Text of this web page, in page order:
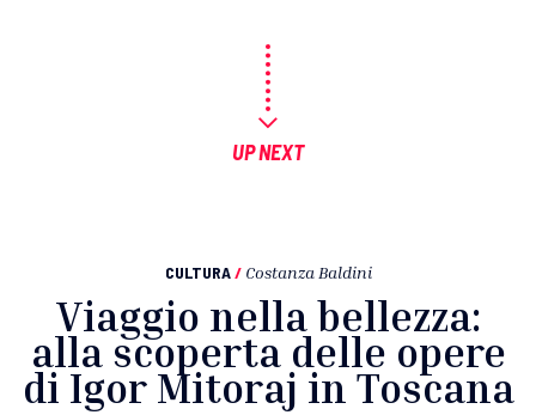
UP NEXT
CULTURA / Costanza Baldini
Viaggio nella bellezza:
alla scoperta delle opere
di Igor Mitoraj in Toscana